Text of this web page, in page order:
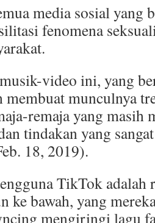
media sosial yang
fenomena
video ini, yang
membuat munculnya
remaja yang masih
tindakan yang
18, 2019).
TikTok
ke bawah, yang
mengiringi lagu